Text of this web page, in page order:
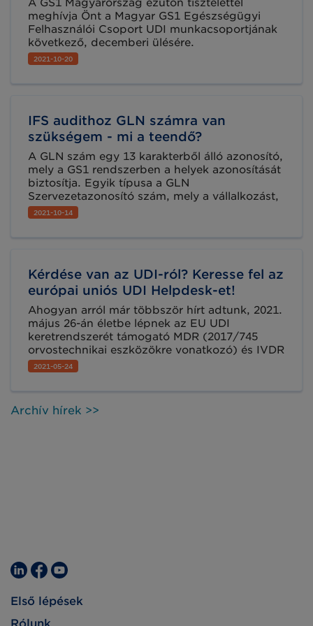
A GS1 Magyarország ezúton tisztelettel
meghívja Önt a Magyar GS1 Egészségügyi
Felhasználói Csoport UDI munkacsoportjának
következő, decemberi ülésére.
2021-10-20
IFS audithoz GLN számra van
szükségem - mi a teendő?
A GLN szám egy 13 karakterből álló azonosító,
mely a GS1 rendszerben a helyek azonosítását
biztosítja. Egyik típusa a GLN
Szervezetazonosító szám, mely a vállalkozást,
mint jogi személyt azonosítja és a vállalkozás
székhely címéhez kapcsolódik. A GLN
kapcsolattartás, vagy akár az IFS audit
lebonyolítása, stb.
2021-10-14
Kérdése van az UDI-ról? Keresse fel az
európai uniós UDI Helpdesk-et!
Ahogyan arról már többször hírt adtunk, 2021.
május 26-án életbe lépnek az EU UDI
keretrendszerét támogató MDR (2017/745
orvostechnikai eszközökre vonatkozó) és IVDR
(2017/746 in vitro diagnosztikai eszközökre
vonatkozó) Rendeletek.
2021-05-24
Archív hírek >>
Első lépések